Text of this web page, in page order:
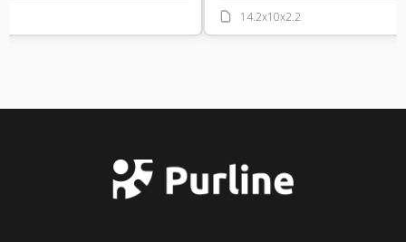
14.2x10x2.2